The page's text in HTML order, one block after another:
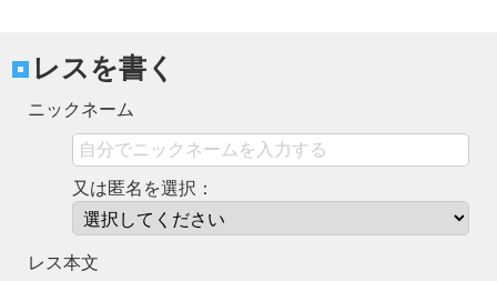
レスを書く
ニックネーム
又は匿名を選択：
レス本文